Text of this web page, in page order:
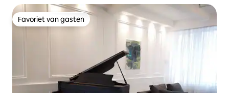
Favoriet van gasten
Favoriet van gasten